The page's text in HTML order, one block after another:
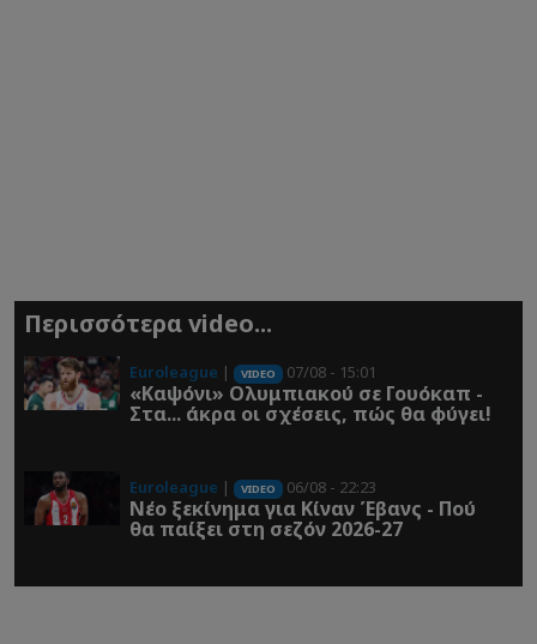
Περισσότερα video...
Euroleague | VIDEO 07/08 - 15:01
«Καψόνι» Ολυμπιακού σε Γουόκαπ -
Στα... άκρα οι σχέσεις, πώς θα φύγει!
Euroleague | VIDEO 06/08 - 22:23
Νέο ξεκίνημα για Κίναν Έβανς - Πού
θα παίξει στη σεζόν 2026-27